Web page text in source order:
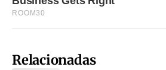
Relacionadas